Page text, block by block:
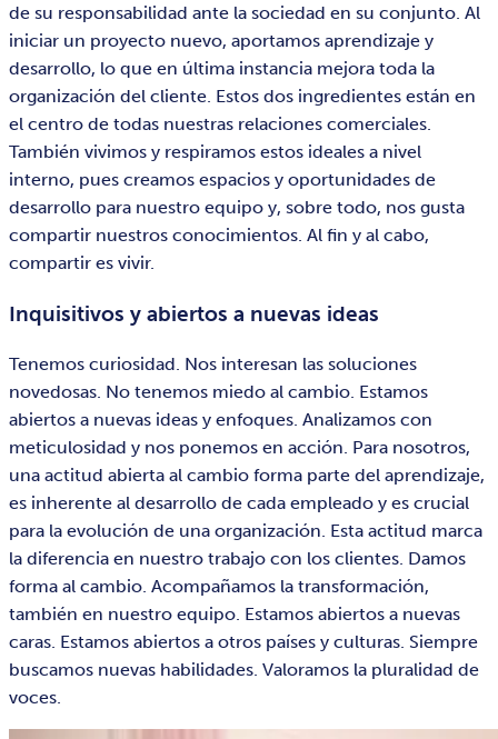
de su responsabilidad ante la sociedad en su conjunto. Al
iniciar un proyecto nuevo, aportamos aprendizaje y
desarrollo, lo que en última instancia mejora toda la
organización del cliente. Estos dos ingredientes están en
el centro de todas nuestras relaciones comerciales.
También vivimos y respiramos estos ideales a nivel
interno, pues creamos espacios y oportunidades de
desarrollo para nuestro equipo y, sobre todo, nos gusta
compartir nuestros conocimientos. Al fin y al cabo,
compartir es vivir.
Inquisitivos y abiertos a nuevas ideas
Tenemos curiosidad. Nos interesan las soluciones
novedosas. No tenemos miedo al cambio. Estamos
abiertos a nuevas ideas y enfoques. Analizamos con
meticulosidad y nos ponemos en acción. Para nosotros,
una actitud abierta al cambio forma parte del aprendizaje,
es inherente al desarrollo de cada empleado y es crucial
para la evolución de una organización. Esta actitud marca
la diferencia en nuestro trabajo con los clientes. Damos
forma al cambio. Acompañamos la transformación,
también en nuestro equipo. Estamos abiertos a nuevas
caras. Estamos abiertos a otros países y culturas. Siempre
buscamos nuevas habilidades. Valoramos la pluralidad de
voces.